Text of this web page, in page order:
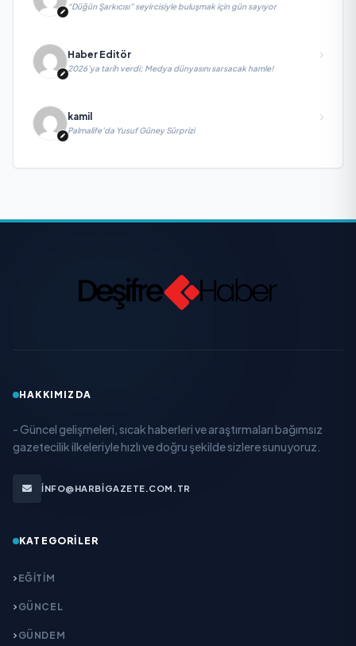
“Düğün Şarkıcısı” seyircisiyle buluşmak için gün sayıyor
Haber Editör
2026’ya tarih verdi; Medya dünyasını sarsacak hamle!
kamil
Palmalife’da Yusuf Güney Sürprizi
HAKKIMIZDA
- Güncel gelişmeleri, sıcak haberleri ve araştırmaları bağımsız
gazetecilik ilkeleriyle hızlı ve doğru şekilde sizlere sunuyoruz.
INFO@HARBIGAZETE.COM.TR
KATEGORILER
EĞITIM
GÜNCEL
GÜNDEM